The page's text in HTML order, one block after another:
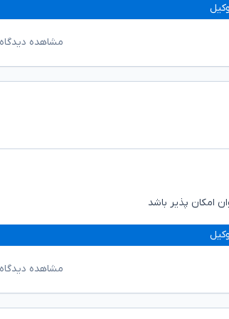
مشاهده
امکان پذیر باشد
مشاهده